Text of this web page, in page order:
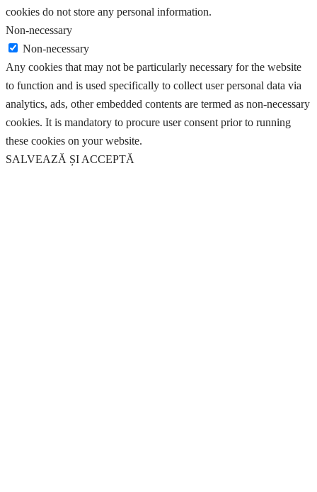
cookies do not store any personal information.
Non-necessary
Non-necessary
Any cookies that may not be particularly necessary for the website
to function and is used specifically to collect user personal data via
analytics, ads, other embedded contents are termed as non-necessary
cookies. It is mandatory to procure user consent prior to running
these cookies on your website.
SALVEAZĂ ȘI ACCEPTĂ